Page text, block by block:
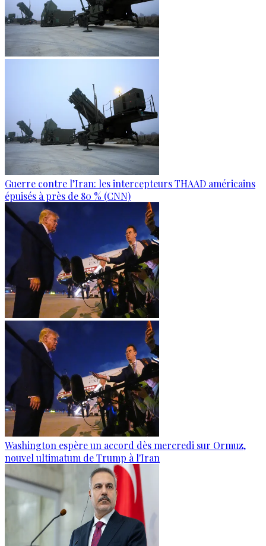
Guerre contre l’Iran: les intercepteurs THAAD américains
épuisés à près de 80 % (CNN)
Washington espère un accord dès mercredi sur Ormuz,
nouvel ultimatum de Trump à l'Iran